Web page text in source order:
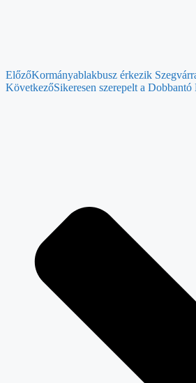
ElőzőKormányablakbusz érkezik
KövetkezőSikeresen szerepelt a Dobbantó